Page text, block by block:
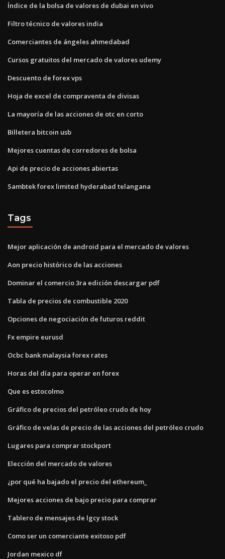
Índice de la bolsa de valores de dubai en vivo
Filtro técnico de valores india
Comerciantes de ángeles ahmedabad
Cursos gratuitos del mercado de valores udemy
Descuento de forex vps
Hoja de excel de compraventa de divisas
La mayoría de las acciones de otc en corto
Billetera bitcoin usb
Mejores cuentas de corredores de bolsa
Api de precio de acciones abiertas
Sambtek forex limited hyderabad telangana
Tags
Mejor aplicación de android para el mercado de valores
Aon precio histórico de las acciones
Dominar el comercio 3ra edición descargar pdf
Tabla de precios de combustible 2020
Opciones de negociación de futuros reddit
Fx empire eurusd
Ocbc bank malaysia forex rates
Horas del día para operar en forex
Que es estocolmo
Gráfico de precios del petróleo crudo de hoy
Gráfico de velas de precio de las acciones del petróleo crudo
Lugares para comprar stockport
Elección del mercado de valores
¿por qué ha bajado el precio del ethereum_
Mejores acciones de bajo precio para comprar
Tablero de mensajes de lgcy stock
Como ser un comerciante exitoso pdf
Jordan mexico df